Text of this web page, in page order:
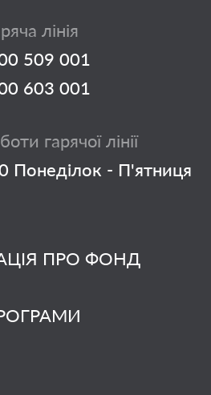
ПРО ФОНД
лінія
509 001
603 001
гарячої лінії
Понеділок - П'ятниця